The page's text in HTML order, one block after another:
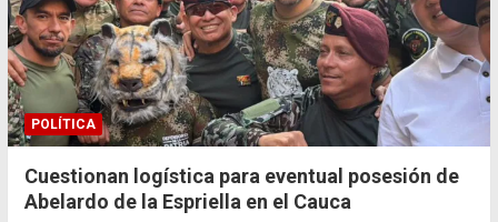
POLÍTICA
Cuestionan logística para eventual posesión de
Abelardo de la Espriella en el Cauca